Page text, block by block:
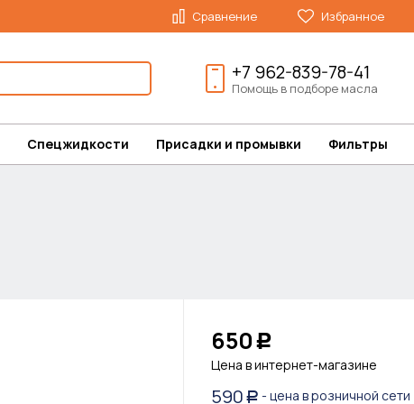
Сравнение Избранное
+7 962-839-78-41
Помощь в подборе масла
Спецжидкости Присадки и промывки Фильтры
650 Р
Цена в интернет-магазине
590 Р - цена в розничной сети